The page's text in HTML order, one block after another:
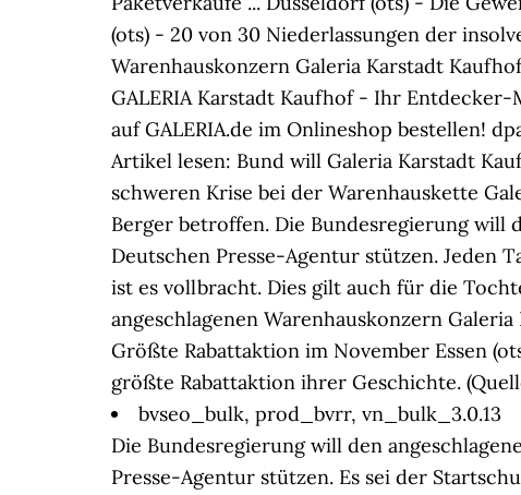
(ots) - 20 von 30 Niederlassungen der
Warenhauskonzern Galeria Karstadt
GALERIA Karstadt Kaufhof - Ihr
auf GALERIA.de im Onlineshop bestellen!
Artikel lesen: Bund will Galeria Karstadt
schweren Krise bei der Warenhauskette
Berger betroffen. Die Bundesregierung will
Deutschen Presse-Agentur stützen. Jeden
ist es vollbracht. Dies gilt auch für die
angeschlagenen Warenhauskonzern
Größte Rabattaktion im November Essen
größte Rabattaktion ihrer Geschichte.
bvseo_bulk, prod_bvrr, vn_bulk_3.0.13
Die Bundesregierung will den
Presse-Agentur stützen. Es sei der